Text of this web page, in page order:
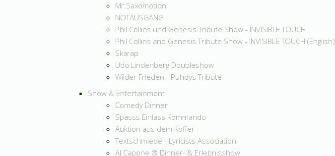
Mr.Saxomotion
NOTAUSGÄNG
Phil Collins und Genesis Tribute Show - INVISIBLE TOUCH
Phil Collins and Genesis Tribute Show - INVISIBLE TOUCH (English)
Skarap
Udo Lindenberg Doubleshow
Wilder Frieden - Puhdys Tribute
Show & Entertainment
Comedy Dinner
Spasss Einlass Kommando
Auktion aus dem Koffer
Textschmiede - Lyricists Association
Al Capone ® Dinner- & Erlebnisshow